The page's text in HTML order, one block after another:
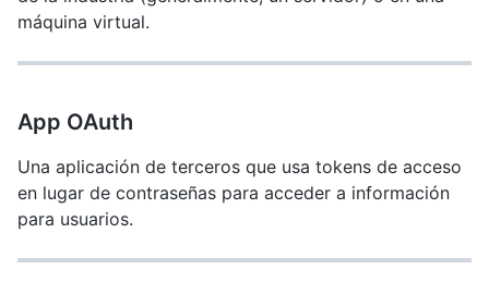
máquina virtual.
App OAuth
Una aplicación de terceros que usa tokens de acceso
en lugar de contraseñas para acceder a información
para usuarios.